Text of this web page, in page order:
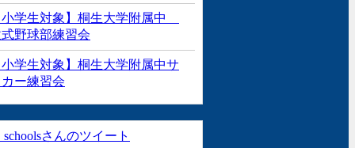
学生対象】桐生大学附属中
野球部練習会
学生対象】桐生大学附属中サ
ー練習会
さんのツイート